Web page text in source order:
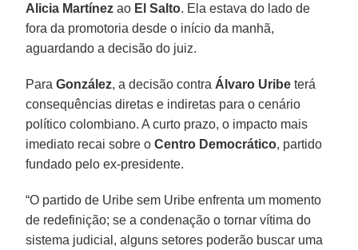
Alicia Martínez ao El Salto. Ela estava do lado de
fora da promotoria desde o início da manhã,
aguardando a decisão do juiz.
ParaGonzález, a decisão contra Álvaro Uribe terá
consequências diretas e indiretas para o cenário
político colombiano. A curto prazo, o impacto mais
imediato recai sobre oCentro Democrático, partido
fundado pelo ex-presidente.
“O partido de Uribe sem Uribe enfrenta um momento
de redefinição; se a condenação o tornar vítima do
sistema judicial, alguns setores poderão buscar uma